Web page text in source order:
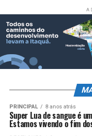
PRINCIPAL 8 anos atrás
Super Lua de sangue é
Estamos vivendo o fim